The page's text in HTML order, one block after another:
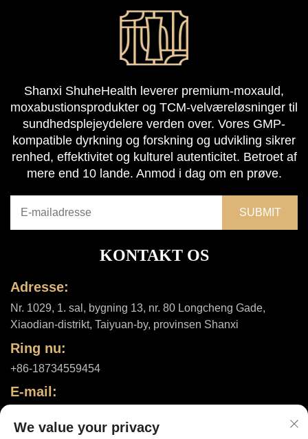
Shanxi ShuheHealth leverer premium-moxauld,
moxabustionsprodukter og TCM-velværeløsninger til
sundhedsplejeydelere verden over. Vores GMP-
kompatible dyrkning og forskning og udvikling sikrer
renhed, effektivitet og kulturel autenticitet. Betroet af
mere end 10 lande. Anmod i dag om en prøve.
KONTAKT OS
Adresse:
Nr. 1029, 1. sal, bygning 13, nr. 80 Longcheng Gade,
Xiaodian-distrikt, Taiyuan-by, provinsen Shanxi
Ring nu:
+86-18734559454
E-mail:
We value your privacy